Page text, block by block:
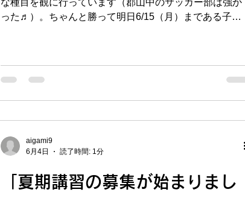
込みはぜひお早めに。1学期の中間テストがもう少しで終
な種目を観に行っています（郡山中のサッカー部は強か
った♬）。ちゃんと勝って明日6/15（月）まである子も
たちの全力でスポーツする姿を見て、最近私もテニスを
が痛いのですが・・）。 今回は「とことん暗記教室理
科社会」についてです。恩塾では、積み上げ科目である
ろん国語・理科・社会を個別指導で受講されている方も
会はテスト前だけでも受講したい！やればいいとはわか
っているけどなかなかやれない・・という方のために恩
「夏期講習の募集が始まりまし
aigami9
6月4日
読了時間: 1分